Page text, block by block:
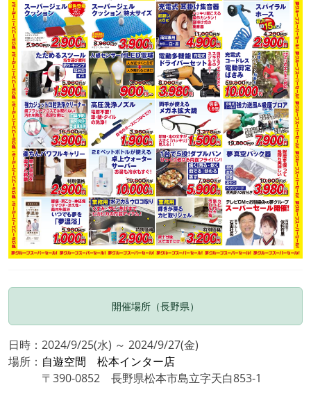
開催場所（長野県）
日時：2024/9/25(水) ～ 2024/9/27(金)
場所： 自遊空間 松本インター店
〒390-0852 長野県松本市島立字天白853-1